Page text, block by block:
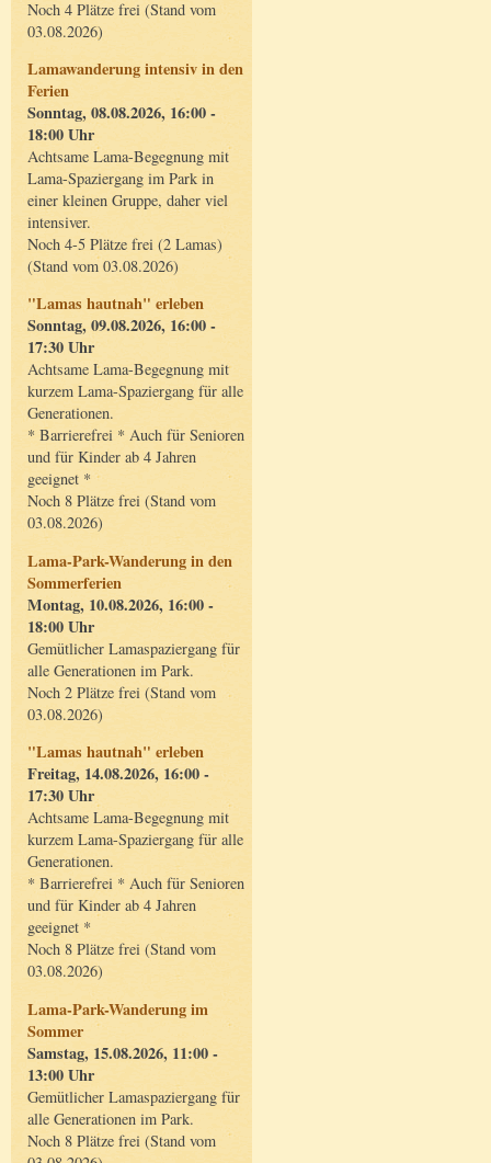
Noch 4 Plätze frei (Stand vom
03.08.2026)
Lamawanderung intensiv in den
Ferien
Sonntag, 08.08.2026, 16:00 -
18:00 Uhr
Achtsame Lama-Begegnung mit
Lama-Spaziergang im Park in
einer kleinen Gruppe, daher viel
intensiver.
Noch 4-5 Plätze frei (2 Lamas)
(Stand vom 03.08.2026)
"Lamas hautnah" erleben
Sonntag, 09.08.2026, 16:00 -
17:30 Uhr
Achtsame Lama-Begegnung mit
kurzem Lama-Spaziergang für alle
Generationen.
* Barrierefrei * Auch für Senioren
und für Kinder ab 4 Jahren
geeignet *
Noch 8 Plätze frei (Stand vom
03.08.2026)
Lama-Park-Wanderung in den
Sommerferien
Montag, 10.08.2026, 16:00 -
18:00 Uhr
Gemütlicher Lamaspaziergang für
alle Generationen im Park.
Noch 2 Plätze frei (Stand vom
03.08.2026)
"Lamas hautnah" erleben
Freitag, 14.08.2026, 16:00 -
17:30 Uhr
Achtsame Lama-Begegnung mit
kurzem Lama-Spaziergang für alle
Generationen.
* Barrierefrei * Auch für Senioren
und für Kinder ab 4 Jahren
geeignet *
Noch 8 Plätze frei (Stand vom
03.08.2026)
Lama-Park-Wanderung im
Sommer
Samstag, 15.08.2026, 11:00 -
13:00 Uhr
Gemütlicher Lamaspaziergang für
alle Generationen im Park.
Noch 8 Plätze frei (Stand vom